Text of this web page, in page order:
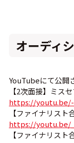
オーディ
YouTubeにて公開
【2次面接】ミス
https://youtu.be/-
【ファイナリス
https://youtu.be/
【ファイナリス